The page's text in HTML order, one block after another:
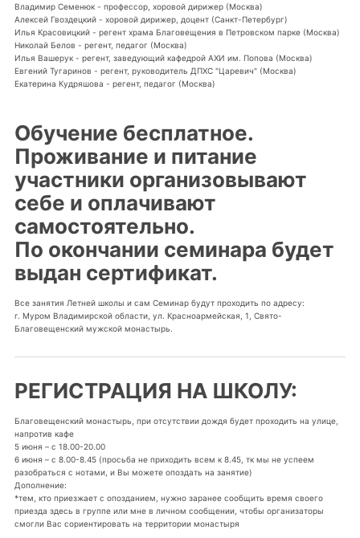
Владимир Семенюк - профессор, хоровой дирижер (Москва)
Алексей Гвоздецкий - хоровой дирижер, доцент (Санкт-Петербург)
Илья Красовицкий - регент храма Благовещения в Петровском парке (Москва)
Николай Белов - регент, педагог (Москва)
Илья Вашерук - регент, заведующий кафедрой АХИ им. Попова (Москва)
Евгений Тугаринов - регент, руководитель ДПХС "Царевич" (Москва)
Екатерина Кудряшова - регент, педагог (Москва)
Обучение бесплатное.
Проживание и питание
участники организовывают
себе и оплачивают
самостоятельно.
По окончании семинара будет
выдан сертификат.
Все занятия Летней школы и сам Семинар будут проходить по адресу:
г. Муром Владимирской области, ул. Красноармейская, 1, Свято-
Благовещенский мужской монастырь.
РЕГИСТРАЦИЯ НА ШКОЛУ:
Благовещенский монастырь, при отсутствии дождя будет проходить на улице,
напротив кафе
5 июня – с 18.00-20.00
6 июня – с 8.00-8.45 (просьба не приходить всем к 8.45, тк мы не успеем
разобраться с нотами, и Вы можете опоздать на занятие)
Дополнение:
*тем, кто приезжает с опозданием, нужно заранее сообщить время своего
приезда здесь в группе или мне в личном сообщении, чтобы организаторы
смогли Вас сориентировать на территории монастыря